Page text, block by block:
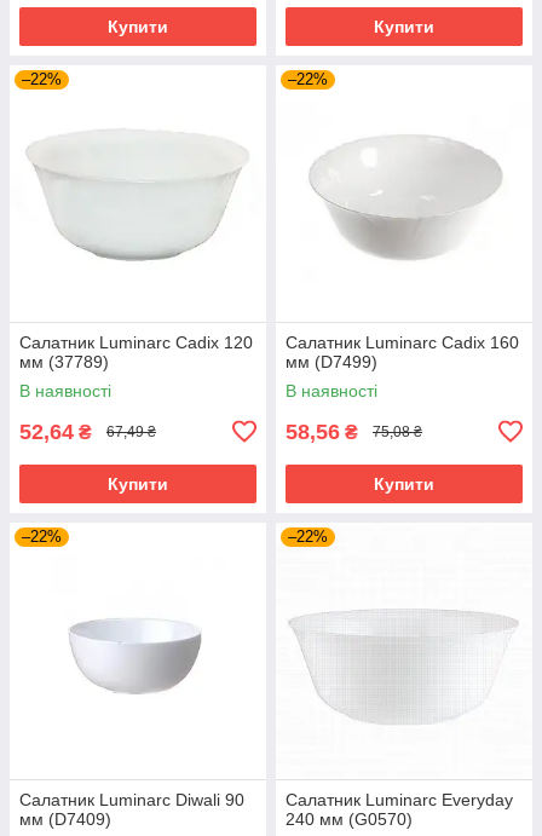
Купити Купити
–22%
Салатник Luminarc Cadix 120
мм (37789)
В наявності
52,64 ₴ 67,49 ₴
Купити
–22%
Салатник Luminarc Cadix 160
мм (D7499)
В наявності
58,56 ₴ 75,08 ₴
Купити
–22%
Салатник Luminarc Diwali 90
мм (D7409)
–22%
Салатник Luminarc Everyday
240 мм (G0570)